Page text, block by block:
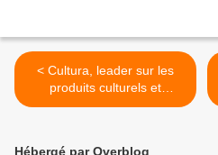
< Cultura, leader sur les
produits culturels et
artistiques
Hébergé par Overblog